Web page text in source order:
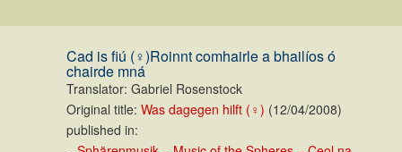
Cad is fiú (♀)Roinnt comhairle a bhailíos ó
chairde mná
Translator: Gabriel Rosenstock
Original title: Was dagegen hilft (♀) (12/04/2008)
published in: